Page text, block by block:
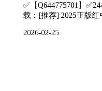
✅【Q644775701】
载：[推荐] 2025正版
2026-02-25